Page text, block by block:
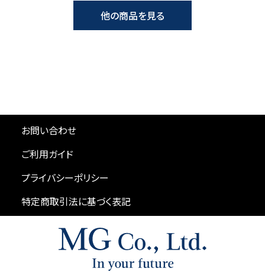
他の商品を見る
お問い合わせ
ご利用ガイド
プライバシーポリシー
特定商取引法に基づく表記